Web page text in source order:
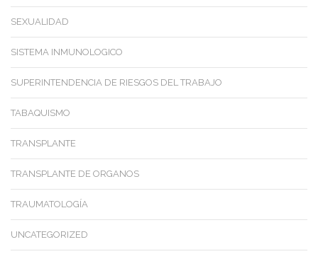
SEXUALIDAD
SISTEMA INMUNOLOGICO
SUPERINTENDENCIA DE RIESGOS DEL TRABAJO
TABAQUISMO
TRANSPLANTE
TRANSPLANTE DE ORGANOS
TRAUMATOLOGÍA
UNCATEGORIZED